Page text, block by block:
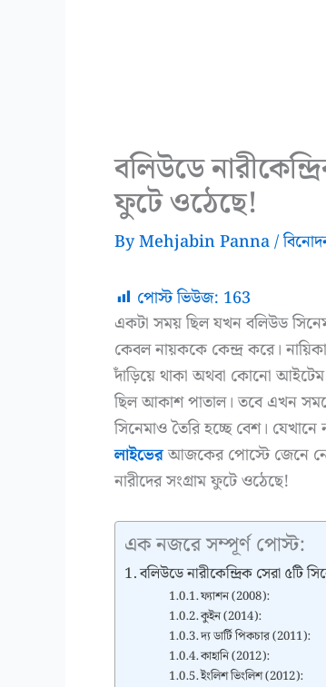
বলিউডে
ফুটে ওঠেছে!
ByMehjabin Panna/
পোস্ট ভিউজ: 163
একটা সময় ছিল যখন বলিউড
কেবল নায়ককে কেন্দ্র করে।
দাঁড়িয়ে থাকা অথবা কোনো আইটেম
ছিল আকাশ পাতাল। তবে এখন
সিনেমাও তৈরি হচ্ছে বেশ।
লাইভেরআজকের পোস্টে জেনে
নারীদের সংগ্রাম ফুটে ওঠেছে!
এক নজরে সম্পূর্ণ পোস্ট:
বলিউডে নারীকেন্দ্রিক সেরা ৫টি
ফ্যাশন (2008):
কুইন (2014):
দ্য ডার্টি পিকচার (2011):
কাহানি (2012):
ইংলিশ ভিংলিশ (2012):